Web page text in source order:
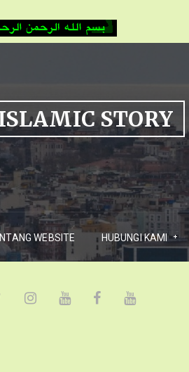
STORY
WEBSITE HUBUNGI KAMI